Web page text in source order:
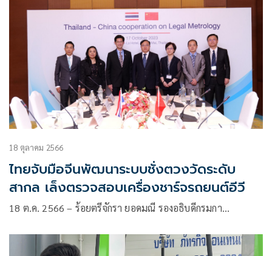
ปลูกประจำปีนี้
18 ตุลาคม 2566
ไทยจับมือจีนพัฒนาระบบชั่งตวงวัดระดับ
สากล เล็งตรวจสอบเครื่องชาร์จรถยนต์อีวี
18 ต.ค. 2566 – ร้อยตรีจักรา ยอดมณี รองอธิบดีกรมกา…